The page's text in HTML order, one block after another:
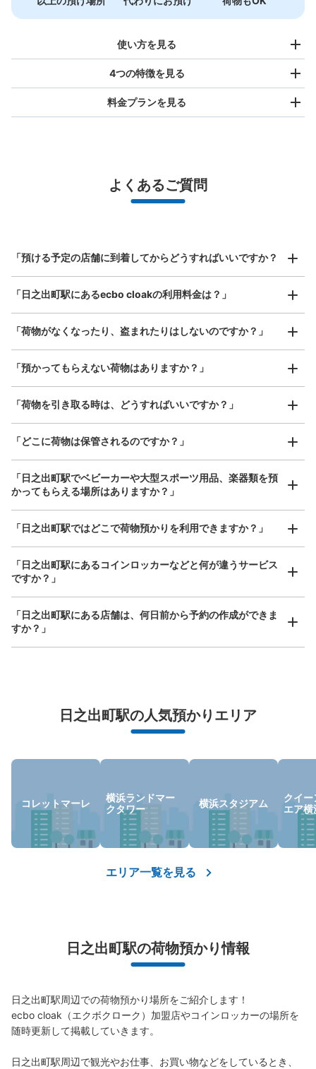
た。ロッカー自体はマンションの裏路地にあります。鍵タ
イプのロッカーです。
保管できる荷物数
大 :3/ ¥300小:15 / ¥200
支払い方法
このコインロッカーの位置を見る
使い方を見る
スマホからお店と日時を
指定して事前予約
お店で荷物の写真を
4つの特徴を見る
全国1,000箇所以上と提携
好立地 / 好条件店舗も多数
荷物の破損、盗難等万が一に備えた保証も完備で安心
料金プランを見る
最大辺が45cm未満の大きさのお荷物（リュック、ハンド
バッグ、お手荷物など）
¥800/ 日
器、ベビーカーなど）
よくあるご質問
「預ける予定の店舗に到着してからどうすればいいですか？
「日之出町駅にあるecbo cloakの利用料金は？」
「荷物がなくなったり、盗まれたりはしないのですか？」
「預かってもらえない荷物はありますか？」
「荷物を引き取る時は、どうすればいいですか？」
「どこに荷物は保管されるのですか？」
「日之出町駅でベビーカーや大型スポーツ用品、楽器類を預
かってもらえる場所はありますか？」
「日之出町駅ではどこで荷物預かりを利用できますか？」
「日之出町駅にあるコインロッカーなどと何が違うサービス
ですか？」
「日之出町駅にある店舗は、何日前から予約の作成ができま
すか？」
日之出町駅の人気預かりエリア
コレットマーレ
横浜ランドマー
クタワー
横浜スタジアム
クイ
エア横
エリア一覧を見る
日之出町駅の荷物預かり情報
日之出町駅周辺での荷物預かり場所をご紹介します！
ecbo cloak（エクボクローク）加盟店やコインロッカーの場所を
随時更新して掲載していきます。
日之出町駅周辺で観光やお仕事、お買い物などをしているとき、